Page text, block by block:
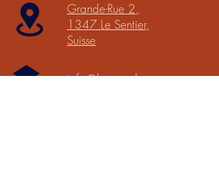
Grande-Rue 2,
1347 Le Sentier,
Suisse
info@lessor.ch